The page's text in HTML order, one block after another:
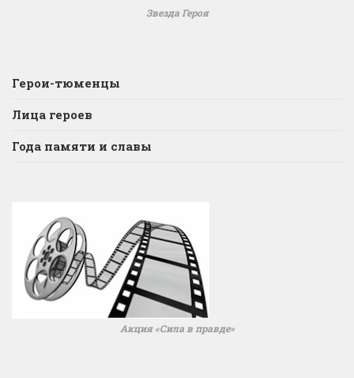
Звезда Героя
Герои-тюменцы
Лица героев
Года памяти и славы
Акция «Сила в правде»